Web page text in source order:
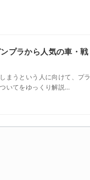
プラから人気の車・戦
まうという人に向けて、プラ
いてをゆっくり解説…